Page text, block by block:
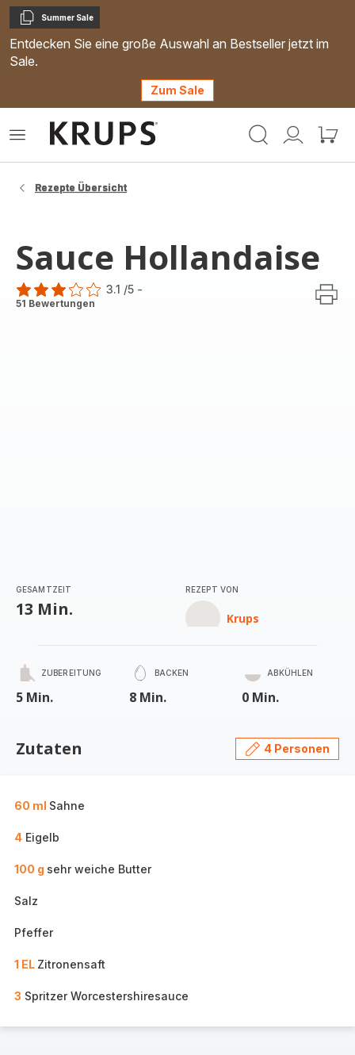
Kopieren
Summer Sale
Entdecken Sie eine große Auswahl an Bestseller jetzt im
Sale.
Zum Sale
Mein
Mein
Das
Rezepte Übersicht
Sauce Hollandaise
ratings.3.1
3.1 /5 -
51 Bewertungen
GESAMTZEIT
13 Min.
REZEPT VON
Krups
ZUBEREITUNG
5 Min.
BACKEN
8 Min.
ABKÜHLEN
0 Min.
Zutaten 4 Personen
60 ml Sahne
4 Eigelb
100 g sehr weiche Butter
Salz
Pfeffer
1 EL Zitronensaft
3 Spritzer Worcestershiresauce